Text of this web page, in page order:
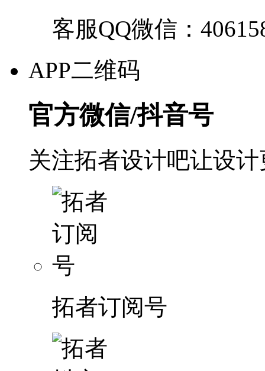
客服QQ微信：
APP二维码
官方微信/抖音号
关注拓者设计吧让设
拓者订阅号